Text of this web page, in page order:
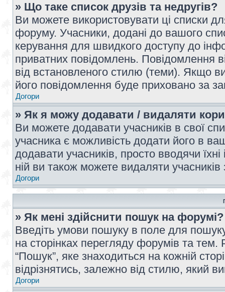
» Що таке список друзів та недругів?
Ви можете використовувати ці списки
форуму. Учасники, додані до вашого
керування для швидкого доступу до
приватних повідомлень. Повідомлення
від встановленого стилю (теми). Якщо
його повідомлення буде приховано за
Догори
» Як я можу додавати / видаляти
Ви можете додавати учасників в свої
учасника є можливість додати його в
додавати учасників, просто вводячи
ній ви також можете видаляти учасників
Догори
» Як мені здійснити пошук на форумі?
Введіть умови пошуку в поле для
на сторінках перегляду форумів та
“Пошук”, яке знаходиться на кожній
відрізнятись, залежно від стилю, який
Догори